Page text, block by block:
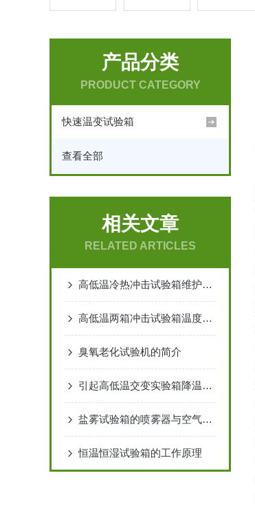
产品分类
PRODUCT CATEGORY
快速温变试验箱
查看全部
相关文章
RELATED ARTICLES
高低温冷热冲击试验箱维护保养守则
高低温两箱冲击试验箱温度恢复时间如何查看
臭氧老化试验机的简介
引起高低温交变实验箱降温缓慢的原因
盐雾试验箱的喷雾器与空气压缩的基本原理分析
恒温恒湿试验箱的工作原理